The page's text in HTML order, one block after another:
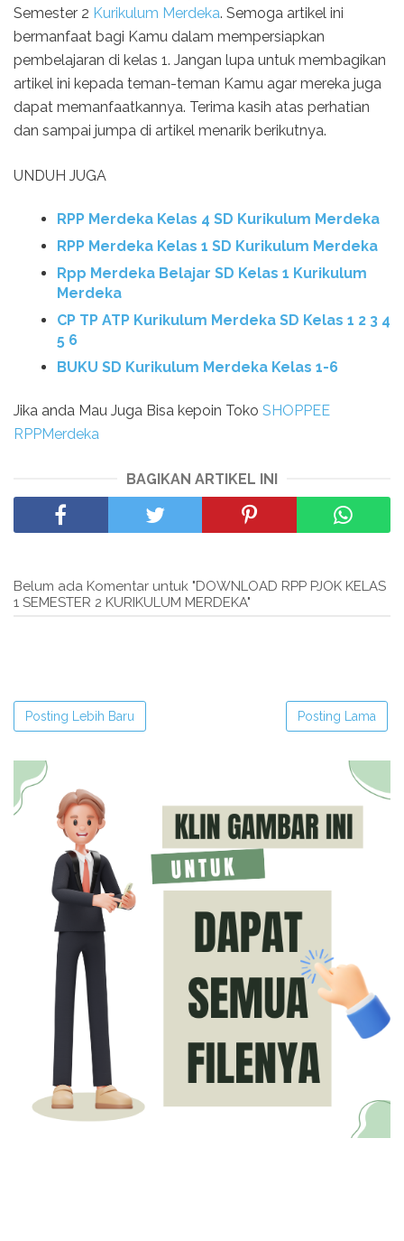
Semester 2 Kurikulum Merdeka. Semoga artikel ini
bermanfaat bagi Kamu dalam mempersiapkan
pembelajaran di kelas 1. Jangan lupa untuk membagikan
artikel ini kepada teman-teman Kamu agar mereka juga
dapat memanfaatkannya. Terima kasih atas perhatian
dan sampai jumpa di artikel menarik berikutnya.
UNDUH JUGA
RPP Merdeka Kelas 4 SD Kurikulum Merdeka
RPP Merdeka Kelas 1 SD Kurikulum Merdeka
Rpp Merdeka Belajar SD Kelas 1 Kurikulum
Merdeka
CP TP ATP Kurikulum Merdeka SD Kelas 1 2 3 4
5 6
BUKU SD Kurikulum Merdeka Kelas 1-6
Jika anda Mau Juga Bisa kepoin Toko SHOPPEE
RPPMerdeka
BAGIKAN ARTIKEL INI
Belum ada Komentar untuk "DOWNLOAD RPP PJOK KELAS
1 SEMESTER 2 KURIKULUM MERDEKA"
Posting Lebih Baru Posting Lama